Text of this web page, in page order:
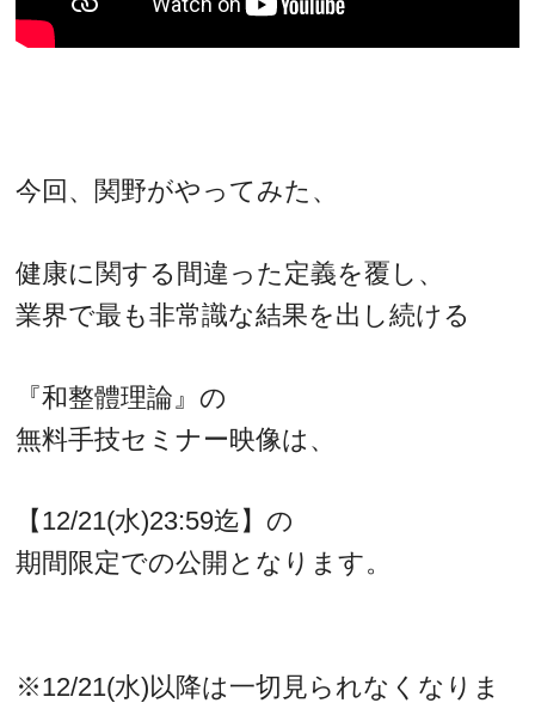
今回、関野がやってみた、
健康に関する間違った定義を覆し、
業界で最も非常識な結果を出し続ける
『和整體理論』の
無料手技セミナー映像は、
【12/21(水)23:59迄】の
期間限定での公開となります。
※12/21(水)以降は一切見られなくなりま